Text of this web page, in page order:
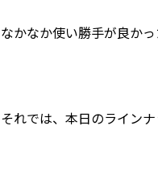
なかなか使い勝手が良かっ
それでは、本日のラインナ